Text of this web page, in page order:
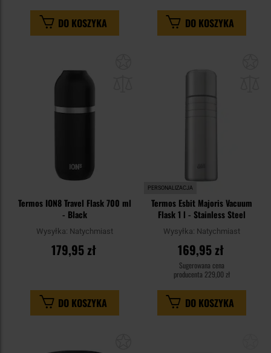
DO KOSZYKA DO KOSZYKA
Termos ION8 Travel Flask 700 ml
- Black
Wysyłka: Natychmiast
179,95 zł
DO KOSZYKA
PERSONALIZACJA
Termos Esbit Majoris Vacuum
Flask 1 l - Stainless Steel
Wysyłka: Natychmiast
169,95 zł
Sugerowana cena
producenta 229,00 zł
DO KOSZYKA